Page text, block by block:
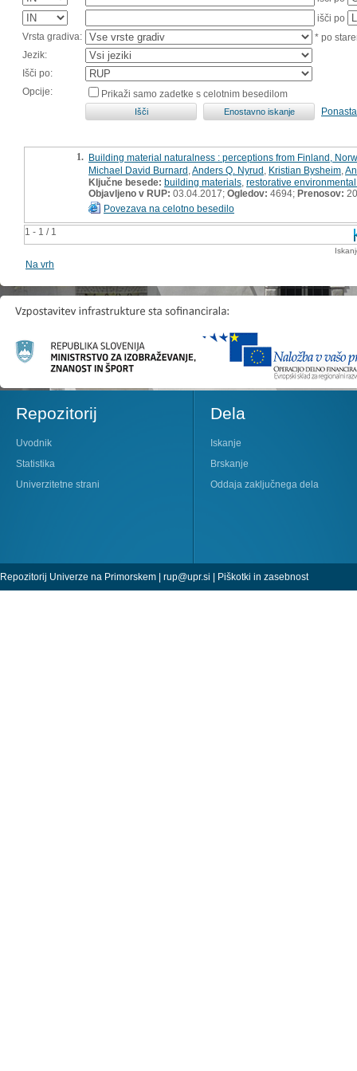
išči po
Vrsta gradiva:
* po
Jezik:
Išči po:
Opcije:
Prikaži samo zadetke s celotnim besedilom
1 - 1 / 1
1. Building material naturalness : perceptions from Finland,
Michael David Burnard Anders Q. Nyrud Kristian Bysheim
Ključne besede: building materials restorative
Objavljeno v RUP: 03.04.2017; Ogledov: 4694; Prenosov:
Povezava na celotno besedilo
Na vrh
Repozitorij
Uvodnik
Statistika
Univerzitetne strani
Dela
Iskanje
Brskanje
Oddaja zaključnega dela
Repozitorij Univerze na Primorskem | rup@upr.si | Piškotki in zasebnost